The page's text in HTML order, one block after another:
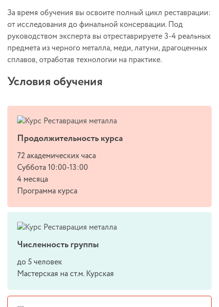
За время обучения вы освоите полный цикл реставрации:
от исследования до финальной консервации. Под
руководством эксперта вы отреставрируете 3-4 реальных
предмета из черного металла, меди, латуни, драгоценных
сплавов, отработав технологии на практике.
Условия обучения
Продолжительность курса
72 академических часа
Суббота 10:00-13:00
4 месяца
Программа курса
Численность группы
до 5 человек
Мастерская на ст.м. Курская